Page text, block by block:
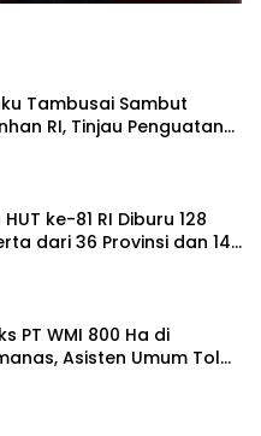
Tambusai Sambut
RI, Tinjau Penguatan
dan Kampar
ke-81 RI Diburu 128
dari 36 Provinsi dan 14
PT WMI 800 Ha di
Asisten Umum Tolak
Tantang Presiden